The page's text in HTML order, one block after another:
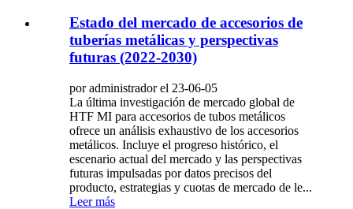
Estado del mercado de accesorios de
tuberías metálicas y perspectivas
futuras (2022-2030)
por administrador el 23-06-05
La última investigación de mercado global de
HTF MI para accesorios de tubos metálicos
ofrece un análisis exhaustivo de los accesorios
metálicos. Incluye el progreso histórico, el
escenario actual del mercado y las perspectivas
futuras impulsadas por datos precisos del
producto, estrategias y cuotas de mercado de le...
Leer más